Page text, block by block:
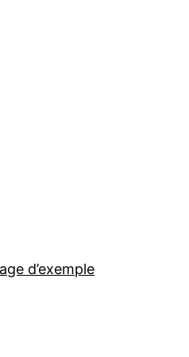
d’exemple